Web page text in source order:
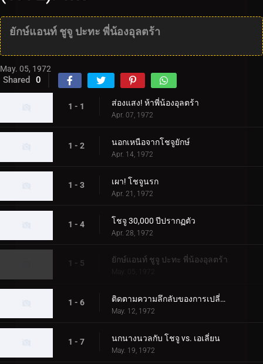
ยักษ์แอนท์ ชูจู ปะทะ พี่น้องอุลตร้า
May. 05, 1972
Shared 0
1 - 1 ส่องแสง! ห้าพี่น้องอุลตร้า
Apr. 07, 1972
1 - 2 นอกเหนือจากโชจูยักษ์
Apr. 14, 1972
1 - 3 เผา! โชจูนรก
Apr. 21, 1972
1 - 4 โชจู 30,000 ปีปรากฏตัว
Apr. 28, 1972
1 - 5 ยักษ์แอนท์ ชูจู ปะทะ พี่น้องอุลตร้า
May. 05, 1972
1 - 6 ติดตามความลึกลับของการเปลี่ยนแปลง Chouju
May. 12, 1972
1 - 7 นกนางนวลกับ โชจู vs. เอเลี่ยน
May. 19, 1972